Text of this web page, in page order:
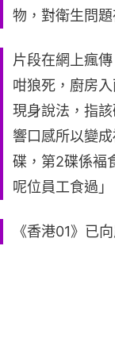
物，對衛生問題
片段在網上瘋
咁狼死，廚房
現身說法，指
響口感所以變
碟，第2碟係褔
呢位員工食過」
《香港01》已